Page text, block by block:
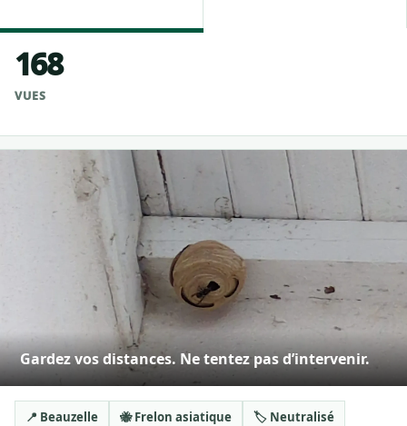
168
VUES
Gardez vos distances. Ne tentez pas d’intervenir.
📍 Beauzelle 🐝 Frelon asiatique 🏷️ Neutralisé